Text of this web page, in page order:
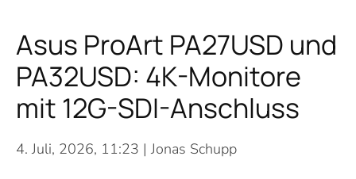
Asus ProArt PA27USD und
PA32USD: 4K-Monitore
mit 12G-SDI-Anschluss
4. Juli, 2026, 11:23 | Jonas Schupp